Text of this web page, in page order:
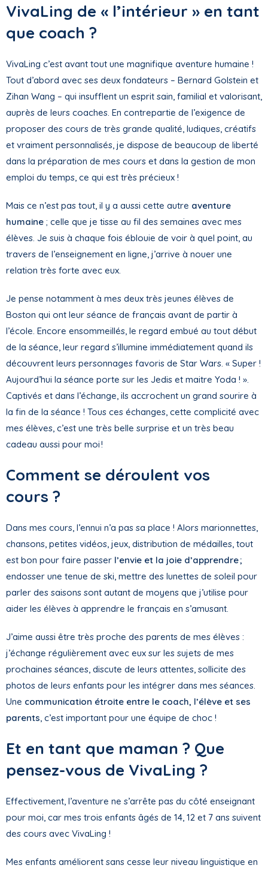
VivaLing de « l’intérieur » en tant
que coach ?
VivaLing c’est avant tout une magnifique aventure humaine !
Tout d’abord avec ses deux fondateurs – Bernard Golstein et
Zihan Wang – qui insufflent un esprit sain, familial et valorisant,
auprès de leurs coaches. En contrepartie de l’exigence de
proposer des cours de très grande qualité, ludiques, créatifs
et vraiment personnalisés, je dispose de beaucoup de liberté
dans la préparation de mes cours et dans la gestion de mon
emploi du temps, ce qui est très précieux !
Mais ce n’est pas tout, il y a aussi cette autre aventure
humaine ; celle que je tisse au fil des semaines avec mes
élèves. Je suis à chaque fois éblouie de voir à quel point, au
travers de l’enseignement en ligne, j’arrive à nouer une
relation très forte avec eux.
Je pense notamment à mes deux très jeunes élèves de
Boston qui ont leur séance de français avant de partir à
l’école. Encore ensommeillés, le regard embué au tout début
de la séance, leur regard s’illumine immédiatement quand ils
découvrent leurs personnages favoris de Star Wars. « Super !
Aujourd’hui la séance porte sur les Jedis et maitre Yoda ! ».
Captivés et dans l’échange, ils accrochent un grand sourire à
la fin de la séance ! Tous ces échanges, cette complicité avec
mes élèves, c’est une très belle surprise et un très beau
cadeau aussi pour moi !
Comment se déroulent vos
cours ?
Dans mes cours, l’ennui n’a pas sa place ! Alors marionnettes,
chansons, petites vidéos, jeux, distribution de médailles, tout
est bon pour faire passer l’envie et la joie d’apprendre ;
endosser une tenue de ski, mettre des lunettes de soleil pour
parler des saisons sont autant de moyens que j’utilise pour
aider les élèves à apprendre le français en s’amusant.
J’aime aussi être très proche des parents de mes élèves :
j’échange régulièrement avec eux sur les sujets de mes
prochaines séances, discute de leurs attentes, sollicite des
photos de leurs enfants pour les intégrer dans mes séances.
Une communication étroite entre le coach, l’élève et ses
parents, c’est important pour une équipe de choc !
Et en tant que maman ? Que
pensez-vous de VivaLing ?
Effectivement, l’aventure ne s’arrête pas du côté enseignant
pour moi, car mes trois enfants âgés de 14, 12 et 7 ans suivent
des cours avec VivaLing !
Mes enfants améliorent sans cesse leur niveau linguistique en